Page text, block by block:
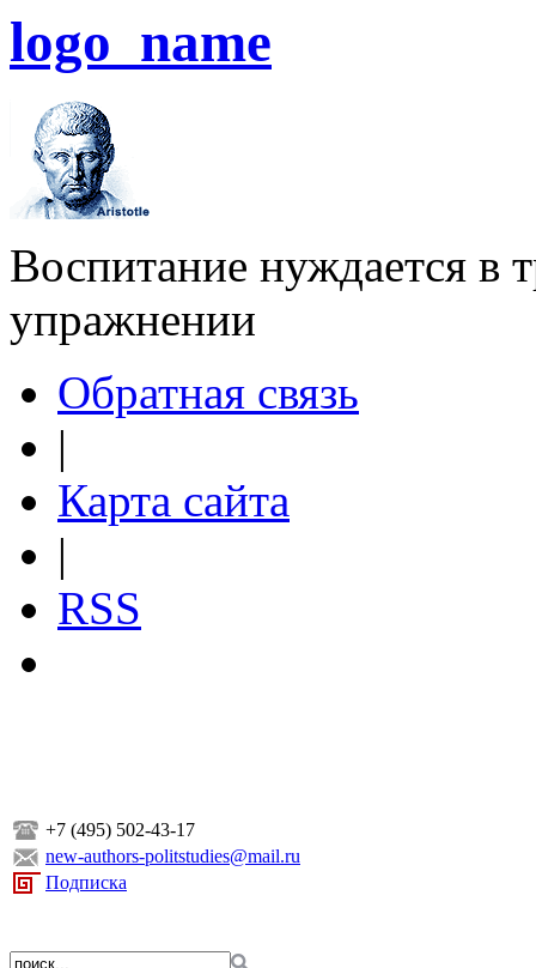
logo_name
Воспитание нуждается в
упражнении
Обратная связь
|
Карта сайта
|
RSS
+7 (495) 502-43-17
new-authors-politstudies@mail.ru
Подписка